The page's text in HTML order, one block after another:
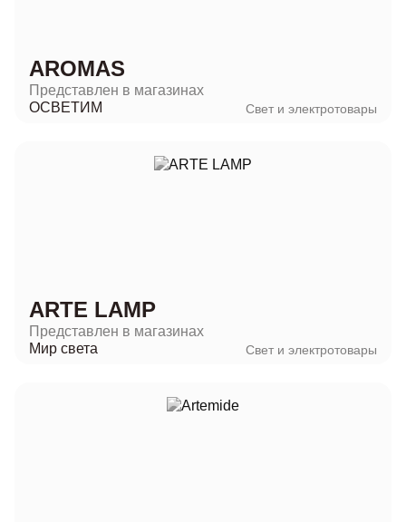
AROMAS
Представлен в магазинах
ОСВЕТИМ
Свет и электротовары
ARTE LAMP
Представлен в магазинах
Мир света
Свет и электротовары